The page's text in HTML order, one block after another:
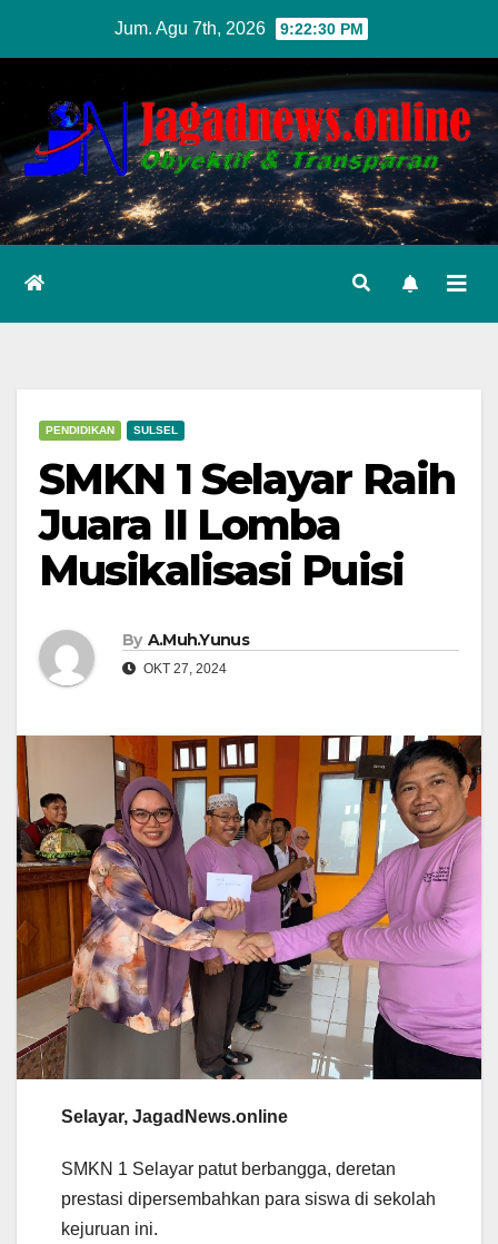
content
Jum. Agu 7th, 2026 9:22:33 PM
PENDIDIKAN SULSEL
SMKN 1 Selayar Raih
Juara II Lomba
Musikalisasi Puisi
By A.Muh.Yunus
OKT 27, 2024
Selayar, JagadNews.online
SMKN 1 Selayar patut berbangga, deretan
prestasi dipersembahkan para siswa di sekolah
kejuruan ini.